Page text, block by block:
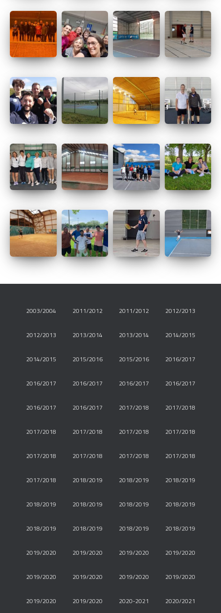
2003/2004 2011/2012 2011/2012 2012/2013
2012/2013 2013/2014 2013/2014 2014/2015
2014/2015 2015/2016 2015/2016 2016/2017
2016/2017 2016/2017 2016/2017 2016/2017
2016/2017 2016/2017 2017/2018 2017/2018
2017/2018 2017/2018 2017/2018 2017/2018
2017/2018 2017/2018 2017/2018 2017/2018
2017/2018 2018/2019 2018/2019 2018/2019
2018/2019 2018/2019 2018/2019 2018/2019
2018/2019 2018/2019 2018/2019 2018/2019
2019/2020 2019/2020 2019/2020 2019/2020
2019/2020 2019/2020 2019/2020 2019/2020
2019/2020 2019/2020 2020-2021 2020/2021